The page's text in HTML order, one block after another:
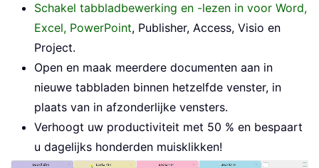
Schakel tabbladbewerking en -lezen in voor Word,
Excel, PowerPoint, Publisher, Access, Visio en
Project.
Open en maak meerdere documenten aan in
nieuwe tabbladen binnen hetzelfde venster, in
plaats van in afzonderlijke vensters.
Verhoogt uw productiviteit met 50 % en bespaart
u dagelijks honderden muisklikken!